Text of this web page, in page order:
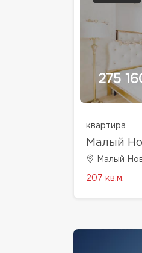
275
квартира
Малый
Малый
207 кв.м.